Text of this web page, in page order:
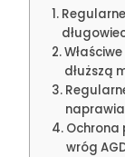
dłuższą
Ochrona
wróg